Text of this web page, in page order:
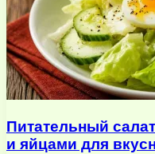
Питательный
и яйцами для